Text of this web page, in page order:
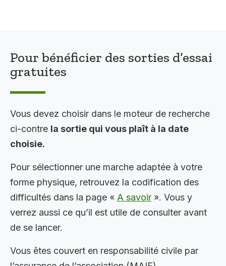
Pour bénéficier des sorties d’essai
gratuites
Vous devez choisir dans le moteur de recherche
ci-contre la sortie qui vous plaît à la date
choisie.
Pour sélectionner une marche adaptée à votre
forme physique, retrouvez la codification des
difficultés dans la page « A savoir ». Vous y
verrez aussi ce qu’il est utile de consulter avant
de se lancer.
Vous êtes couvert en responsabilité civile par